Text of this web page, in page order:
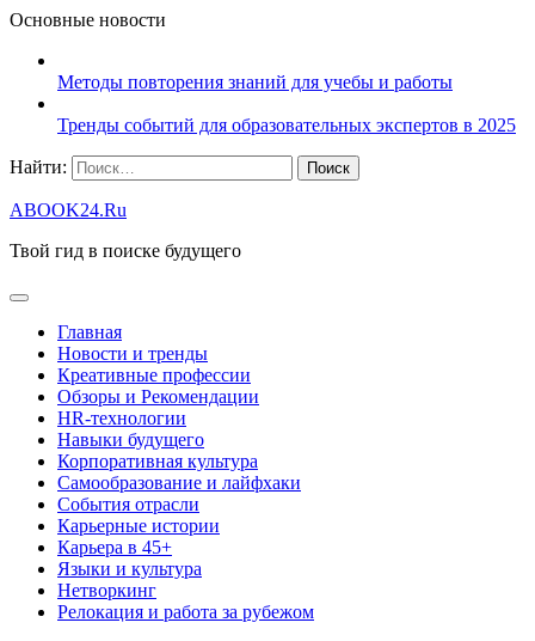
Основные новости
Методы повторения знаний для учебы и работы
Тренды событий для образовательных экспертов в 2025
Найти:
ABOOK24.Ru
Твой гид в поиске будущего
Главная
Новости и тренды
Креативные профессии
Обзоры и Рекомендации
HR‑технологии
Навыки будущего
Корпоративная культура
Самообразование и лайфхаки
События отрасли
Карьерные истории
Карьера в 45+
Языки и культура
Нетворкинг
Релокация и работа за рубежом